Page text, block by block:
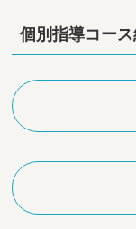
個別指導コー